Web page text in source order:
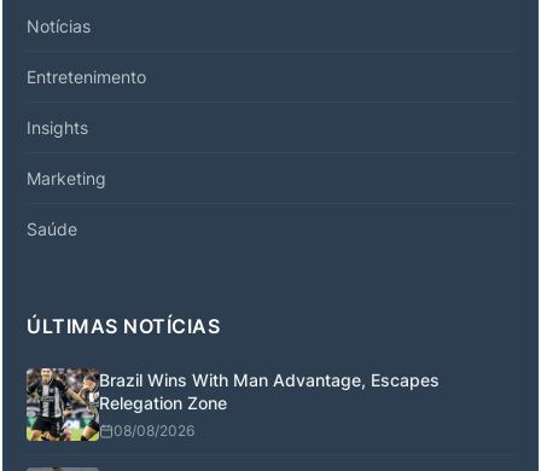
Notícias
Entretenimento
Insights
Marketing
Saúde
ÚLTIMAS NOTÍCIAS
Brazil Wins With Man Advantage, Escapes
Relegation Zone
08/08/2026